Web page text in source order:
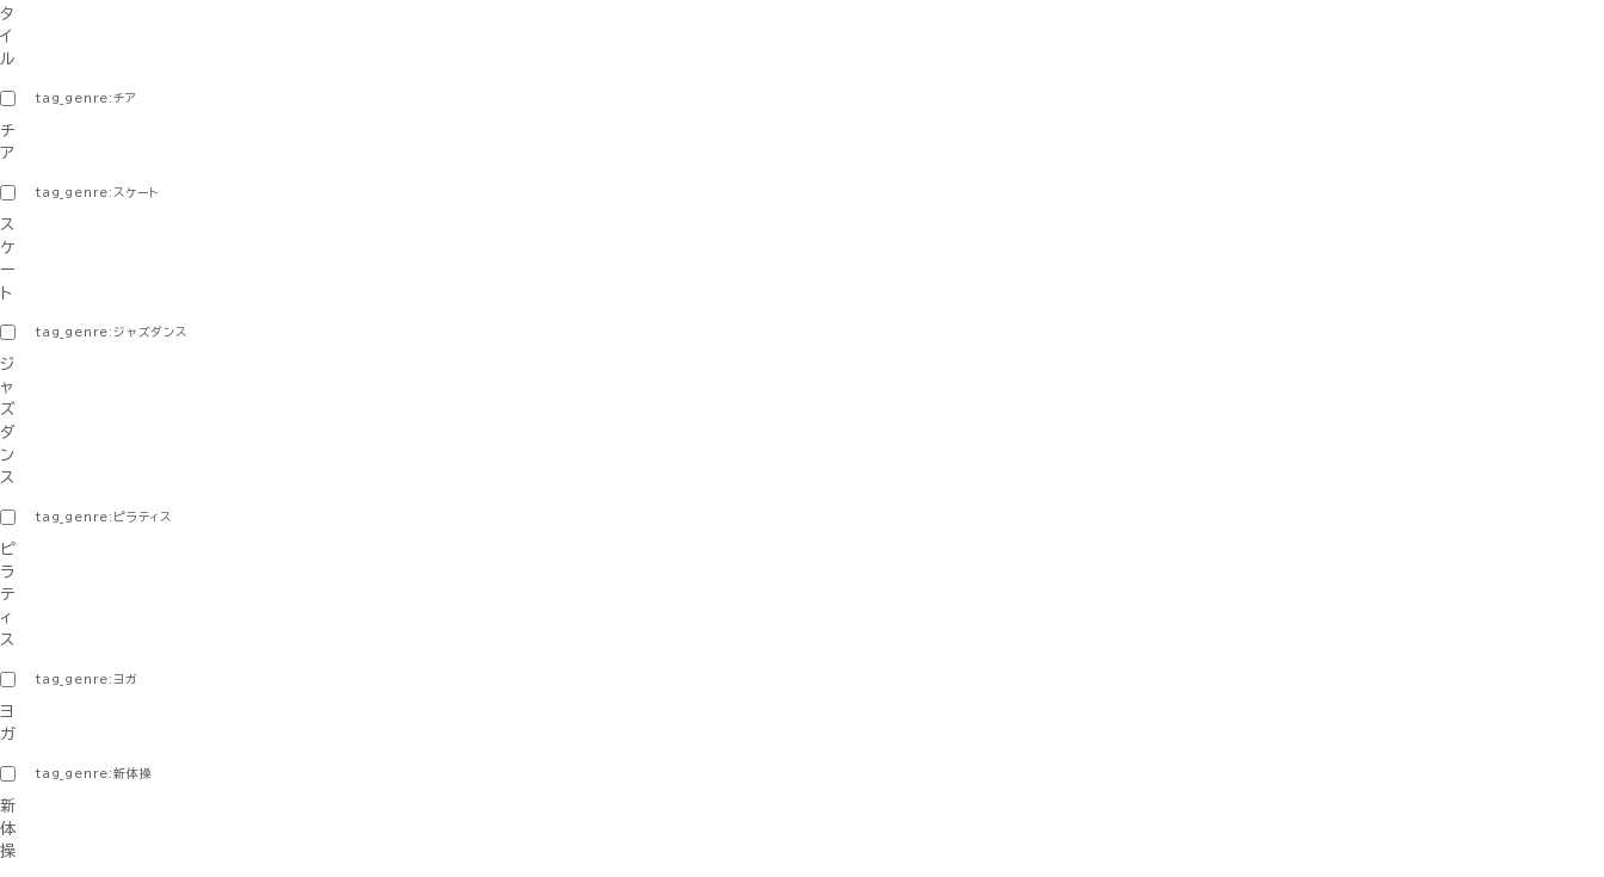
タ
イ
ル
tag_genre:チア
チ
ア
tag_genre:スケート
ス
ケ
ー
ト
tag_genre:ジャズダンス
ジ
ャ
ズ
ダ
ン
ス
tag_genre:ピラティス
ピ
ラ
テ
ィ
ス
tag_genre:ヨガ
ヨ
ガ
tag_genre:新体操
新
体
操